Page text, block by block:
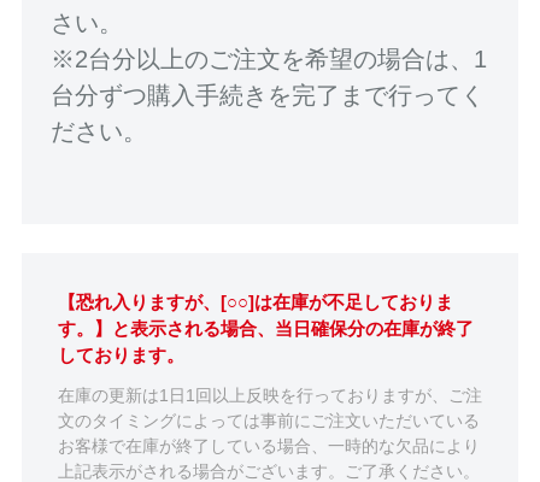
さい。
※2台分以上のご注文を希望の場合は、1
台分ずつ購入手続きを完了まで行ってく
ださい。
【恐れ入りますが、[○○]は在庫が不足しておりま
す。】と表示される場合、当日確保分の在庫が終了
しております。
在庫の更新は1日1回以上反映を行っておりますが、ご注
文のタイミングによっては事前にご注文いただいている
お客様で在庫が終了している場合、一時的な欠品により
上記表示がされる場合がございます。ご了承ください。